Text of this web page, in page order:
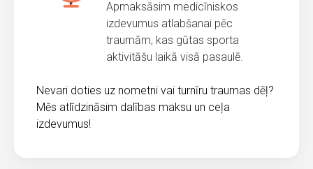
Apmaksāsim medicīniskos
izdevumus atlabšanai pēc
traumām, kas gūtas sporta
aktivitāšu laikā visā pasaulē.
Nevari doties uz nometni vai turnīru traumas dēļ?
Mēs atlīdzināsim dalības maksu un ceļa
izdevumus!